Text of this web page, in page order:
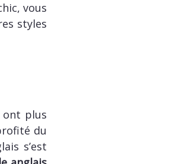
vous
styles
ont plus
du
s’est